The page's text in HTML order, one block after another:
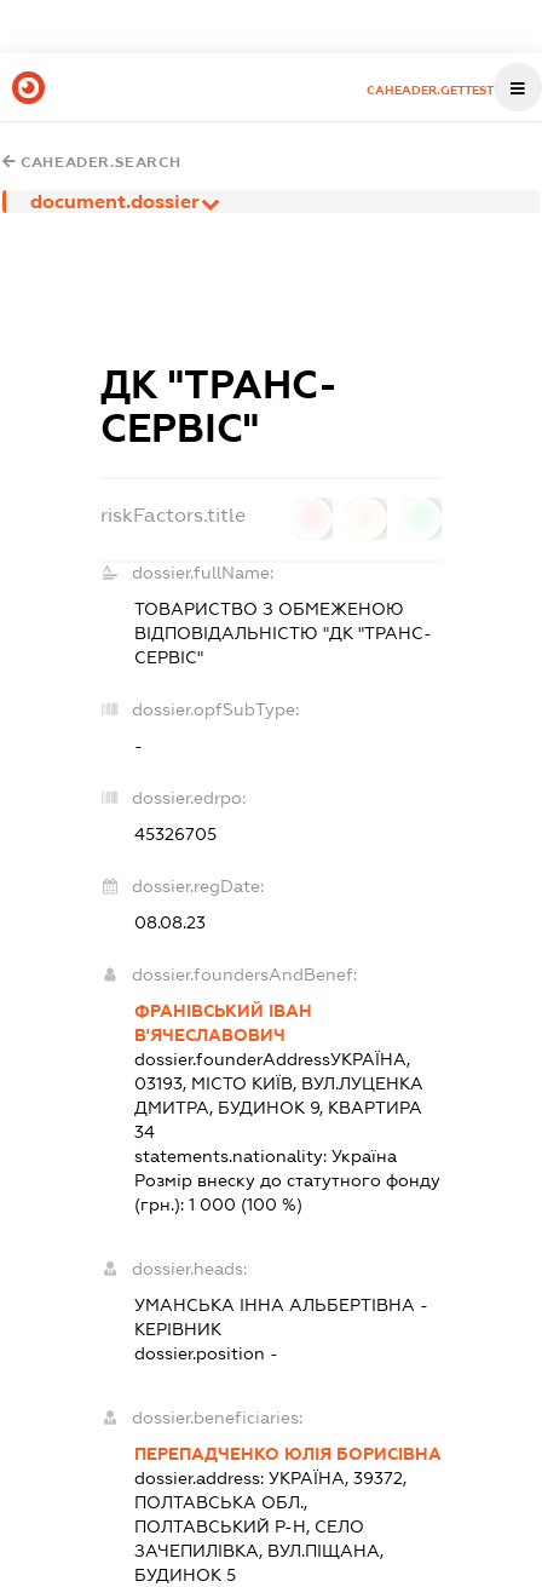
CAHEADER.GETTEST
CAHEADER.SEARCH
document.dossier
ДК "ТРАНС-
СЕРВІС"
riskFactors.title
dossier.fullName:
ТОВАРИСТВО З ОБМЕЖЕНОЮ
ВІДПОВІДАЛЬНІСТЮ "ДК "ТРАНС-
СЕРВІС"
dossier.opfSubType:
-
dossier.edrpo:
45326705
dossier.regDate:
08.08.23
dossier.foundersAndBenef:
ФРАНІВСЬКИЙ ІВАН
В'ЯЧЕСЛАВОВИЧ
dossier.founderAddressУКРАЇНА,
03193, МІСТО КИЇВ, ВУЛ.ЛУЦЕНКА
ДМИТРА, БУДИНОК 9, КВАРТИРА
34
statements.nationality: Україна
Розмір внеску до статутного фонду
(грн.): 1 000 (100 %)
dossier.heads:
УМАНСЬКА ІННА АЛЬБЕРТІВНА -
КЕРІВНИК
dossier.position -
dossier.beneficiaries:
ПЕРЕПАДЧЕНКО ЮЛІЯ БОРИСІВНА
dossier.address: УКРАЇНА, 39372,
ПОЛТАВСЬКА ОБЛ.,
ПОЛТАВСЬКИЙ Р-Н, СЕЛО
ЗАЧЕПИЛІВКА, ВУЛ.ПІЩАНА,
БУДИНОК 5